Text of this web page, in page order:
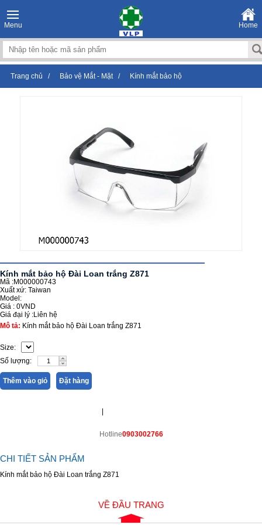
Menu Home
Trang chủ / Bảo vệ Mắt - Mặt/ Kính mắt bảo hộ
Kính mắt bảo hộ Đài Loan trắng Z871
Mã :M000000743
Xuất xứ: Taiwan
Model:
Giá : 0VND
Giá đại lý :Liên hệ
Mô tả: Kính mắt bảo hộ Đài Loan trắng Z871
Size:
Số lượng:
Thêm vào giỏ Đặt hàng
|
Hotline0903002766
CHI TIẾT SẢN PHẨM
Kính mắt bảo hộ Đài Loan trắng Z871
VỀ ĐẦU TRANG